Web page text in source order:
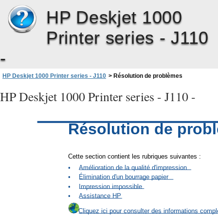
HP Deskjet 1000
Printer series - J110
-
HP Deskjet 1000 Printer series - J110 > Résolution de problèmes
HP Deskjet 1000 Printer series - J110 -
Résolution de
Cette section contient les rubriques suivantes :
•
Amélioration de la qualité d'impression
•
Élimination d'un bourrage papier
•
Impression impossible
•
Assistance HP
Cliquez ici pour consulter des informations